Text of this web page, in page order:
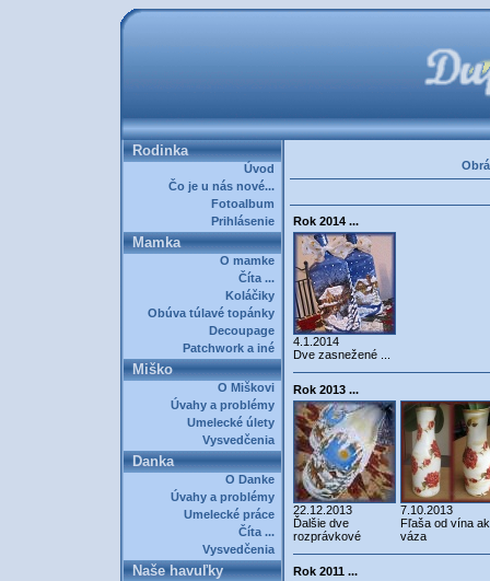
Rodinka
Úvod
Čo je u nás nové...
Fotoalbum
Prihlásenie
Mamka
O mamke
Číta ...
Koláčiky
Obúva túlavé topánky
Decoupage
Patchwork a iné
Miško
O Miškovi
Úvahy a problémy
Umelecké úlety
Vysvedčenia
Danka
O Danke
Úvahy a problémy
Umelecké práce
Číta ...
Vysvedčenia
Naše havuľky
Rok 2014 ...
4.1.2014
Dve zasnežené ...
Rok 2013 ...
22.12.2013
Ďalšie dve
rozprávkové
7.10.2013
Fľaša od vína
váza
Rok 2011 ...